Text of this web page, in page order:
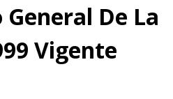
De La
Vigente